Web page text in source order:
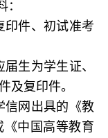
印件、初试准考
生为学生证、
及复印件。
信网出具的《教
中国高等教育